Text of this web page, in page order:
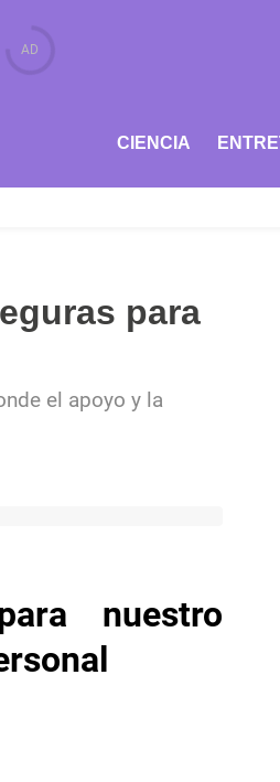
CIENCIA
para
el apoyo y la
nuestro